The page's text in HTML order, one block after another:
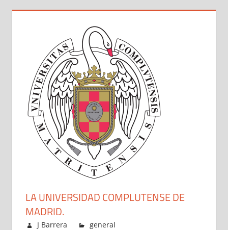
LA UNIVERSIDAD COMPLUTENSE DE
MADRID.
agosto 9, 2024
J Barrera general